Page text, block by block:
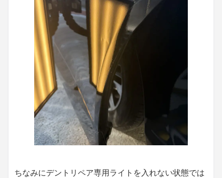
ちなみにデントリペア専用ライトを入れない状態では